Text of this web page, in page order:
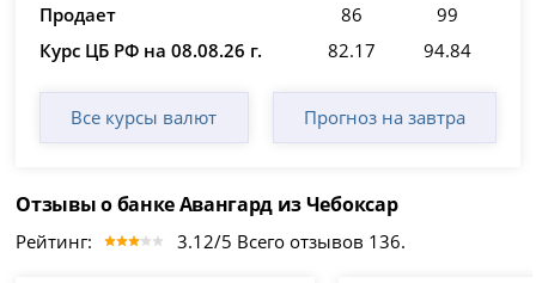
Продает
86
99
Курс ЦБ РФ на 08.08.26 г.
82.17 94.84
Все курсы валют Прогноз на завтра
Отзывы о банке Авангард из Чебоксар
Рейтинг: 3.12/5 Всего отзывов 136.